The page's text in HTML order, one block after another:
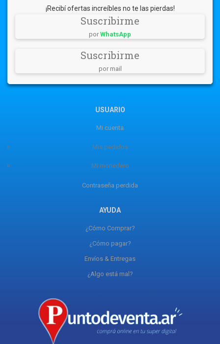
¡Recibí ofertas increíbles no te las pierdas!
Suscribirme
por WhatsApp
Suscribirme
por mail
USUARIO
Mi cuenta
Mis pedidos
Mi monedero
Contraseña perdida
AYUDA
¿Cómo Comprar?
¿Cómo pagar?
Envíos & Entregas
¿Algo está mal?